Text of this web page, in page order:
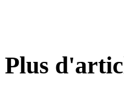
Plus